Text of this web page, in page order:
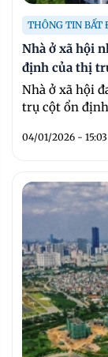
THÔNG TIN BẤT
Nhà ở xã hội
định của thị
Nhà ở xã hội
trụ cột ổn
04/01/2026 - 15:03